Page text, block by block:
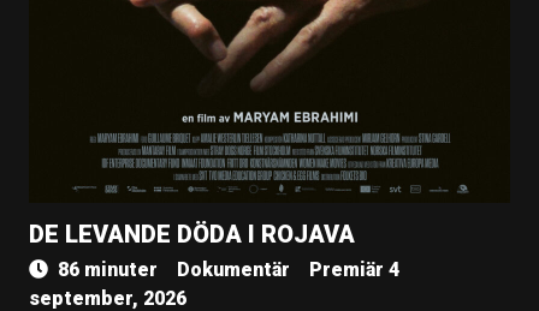
DE LEVANDE DÖDA I ROJAVA
86 minuter Dokumentär
Premiär 4
september, 2026